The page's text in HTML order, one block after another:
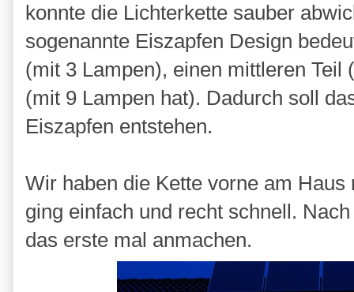
konnte die Lichterkette sauber
sogenannte Eiszapfen Design
(mit 3 Lampen), einen mittleren Teil
(mit 9 Lampen hat). Dadurch soll
Eiszapfen entstehen.
Wir haben die Kette vorne am
ging einfach und recht schnell.
das erste mal anmachen.